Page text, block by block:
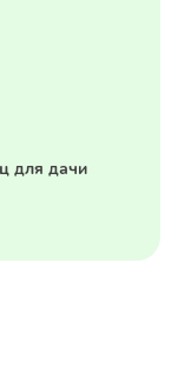
для дачи